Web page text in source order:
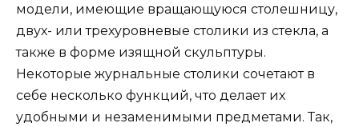
модели, имеющие вращающуюся столешницу,
двух- или трехуровневые столики из стекла, а
также в форме изящной скульптуры.
Некоторые журнальные столики сочетают в
себе несколько функций, что делает их
удобными и незаменимыми предметами. Так,